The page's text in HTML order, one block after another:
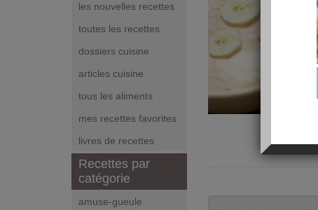
les nouvelles recettes
toutes les recettes
dossiers cuisine
articles cuisine
tous les aliments
mes recettes favorites
livres de recettes
Recettes par
catégorie
amuse-gueule